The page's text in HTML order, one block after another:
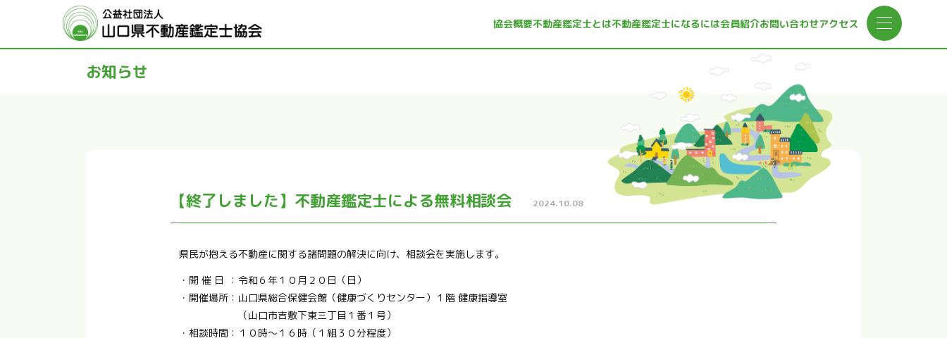
協会概要不動産鑑定士とは不動産鑑定士になるには会員紹介お問い合わせアクセス
お知らせ
【終了しました】不動産鑑定士による無料相談会 2024.10.08
県民が抱える不動産に関する諸問題の解決に向け、相談会を実施します。
・ 開 催 日 ： 令和６年１０月２０日（日）
・ 開催場所 ： 山口県総合保健会館（健康づくりセンター）１階 健康指導室
（山口市吉敷下東三丁目１番１号）
・ 相談時間 ： １０時～１６時（１組３０分程度）